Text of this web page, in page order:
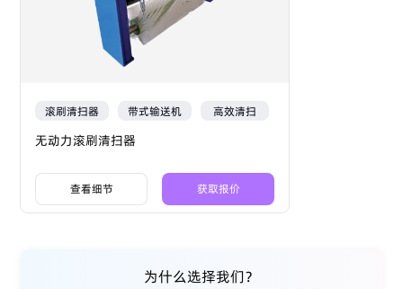
滚刷清扫器 带式输送机 高效清扫
无动力滚刷清扫器
查看细节 获取报价
为什么选择我们？